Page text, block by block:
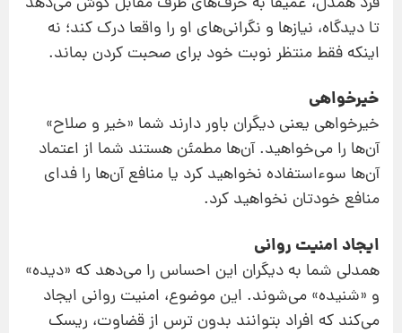
تا دیدگاه، نیازها و نگرانی‌های او را واقعا درک کند؛ نه
اینکه فقط منتظر نوبت خود برای صحبت کردن بماند.
خیرخواهی
خیرخواهی یعنی دیگران باور دارند شما «خیر و صلاح»
آن‌ها را می‌خواهید. آن‌ها مطمئن هستند شما از اعتماد
آن‌ها سوءاستفاده نخواهید کرد یا منافع آن‌ها را فدای
منافع خودتان نخواهید کرد.
ایجاد امنیت روانی
همدلی شما به دیگران این احساس را می‌دهد که «دیده»
و «شنیده» می‌شوند. این موضوع، امنیت روانی ایجاد
می‌کند که افراد بتوانند بدون ترس از قضاوت، ریسک